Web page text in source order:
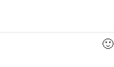
🙂